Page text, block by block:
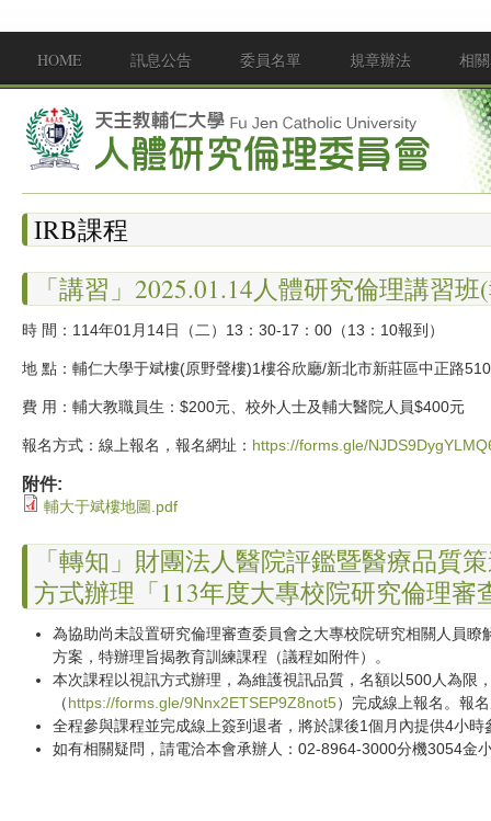
Main menu
HOME 訊息公告 委員名單 規章辦法 相
IRB課程
「講習」2025.01.14人體研究倫理講習
時 間：114年01月14日（二）13：30-17：00（13：10報到）
地 點：輔仁大學于斌樓(原野聲樓)1樓谷欣廳/新北市新莊區中正路
費 用：輔大教職員生：$200元、校外人士及輔大醫院人員$400元
報名方式：線上報名，報名網址： https://forms.gle/
附件:
輔大于斌樓地圖.pdf
「轉知」財團法人醫院評鑑暨醫療品質
方式辦理「113年度大專校院研究倫理
為協助尚未設置研究倫理審查委員會之大專校院研究相關人員
方案，特辦理旨揭教育訓練課程（議程如附件）。
本次課程以視訊方式辦理，為維護視訊品質，名額以500人為限
（https://forms.gle/9Nnx2ETSEP9Z8not5）完成線上報名。報
全程參與課程並完成線上簽到退者，將於課後1個月內提供4小時
如有相關疑問，請電洽本會承辦人：02-8964-3000分機3054金